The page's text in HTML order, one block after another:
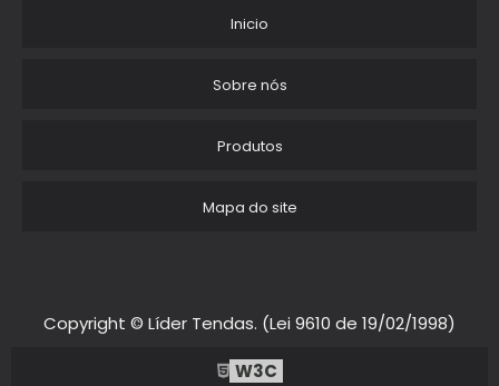
Inicio
Sobre nós
Produtos
Mapa do site
Copyright © Líder Tendas. (Lei 9610 de 19/02/1998)
W3C